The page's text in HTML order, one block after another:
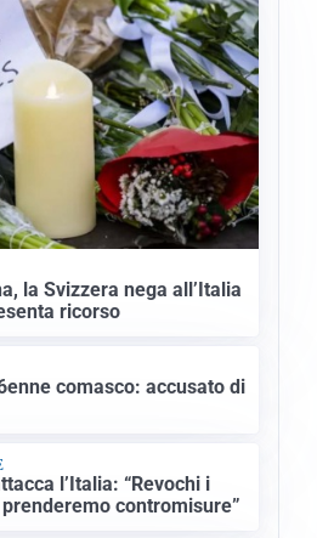
la Svizzera nega all’Italia
ricorso
comasco: accusato di
l’Italia: “Revochi i
contromisure”